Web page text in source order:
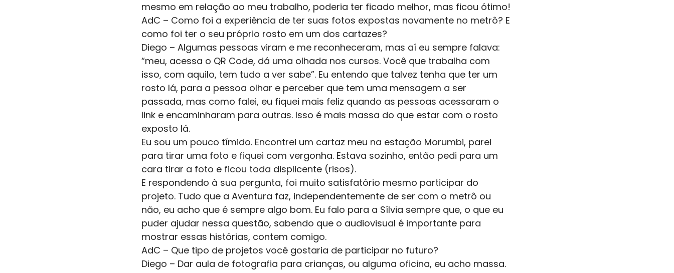
mesmo em relação ao meu trabalho, poderia ter ficado melhor, mas ficou ótimo!
AdC – Como foi a experiência de ter suas fotos expostas novamente no metrô? E
como foi ter o seu próprio rosto em um dos cartazes?
Diego – Algumas pessoas viram e me reconheceram, mas aí eu sempre falava:
“meu, acessa o QR Code, dá uma olhada nos cursos. Você que trabalha com
isso, com aquilo, tem tudo a ver sabe”. Eu entendo que talvez tenha que ter um
rosto lá, para a pessoa olhar e perceber que tem uma mensagem a ser
passada, mas como falei, eu fiquei mais feliz quando as pessoas acessaram o
link e encaminharam para outras. Isso é mais massa do que estar com o rosto
exposto lá.
Eu sou um pouco tímido. Encontrei um cartaz meu na estação Morumbi, parei
para tirar uma foto e fiquei com vergonha. Estava sozinho, então pedi para um
cara tirar a foto e ficou toda displicente (risos).
E respondendo à sua pergunta, foi muito satisfatório mesmo participar do
projeto. Tudo que a Aventura faz, independentemente de ser com o metrô ou
não, eu acho que é sempre algo bom. Eu falo para a Sílvia sempre que, o que eu
puder ajudar nessa questão, sabendo que o audiovisual é importante para
mostrar essas histórias, contem comigo.
AdC – Que tipo de projetos você gostaria de participar no futuro?
Diego – Dar aula de fotografia para crianças, ou alguma oficina, eu acho massa.